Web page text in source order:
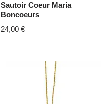
Sautoir Coeur Maria
Boncoeurs
24,00€